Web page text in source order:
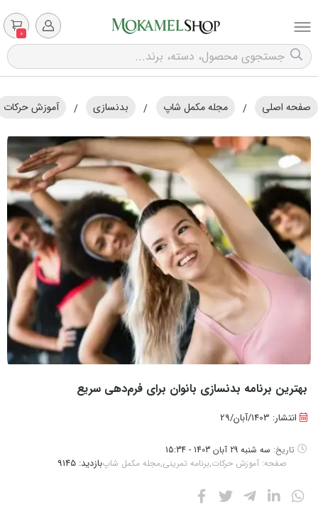
0
صفحه اصلی / مجله مکمل شاپ / بدنسازی / آموزش حرکات
بهترین برنامه بدنسازی بانوان برای فرم‌دهی سریع
انتشار: 1403/آبان/29
تاریخ: سه شنبه 29 آبان 1403 - 15:34
صفحه: آموزش حرکات,برنامه تمرینی,مجله مکمل شاپبازدید: 9145